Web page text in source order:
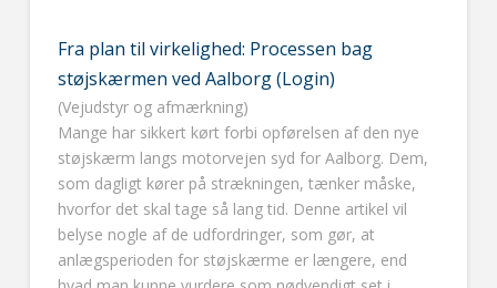
Fra plan til virkelighed: Processen bag
støjskærmen ved Aalborg (Login)
(Vejudstyr og afmærkning)
Mange har sikkert kørt forbi opførelsen af den nye
støjskærm langs motorvejen syd for Aalborg. Dem,
som dagligt kører på strækningen, tænker måske,
hvorfor det skal tage så lang tid. Denne artikel vil
belyse nogle af de udfordringer, som gør, at
anlægsperioden for støjskærme er længere, end